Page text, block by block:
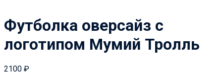
Футболка оверсайз с
логотипом Мумий Тролль
2100 ₽